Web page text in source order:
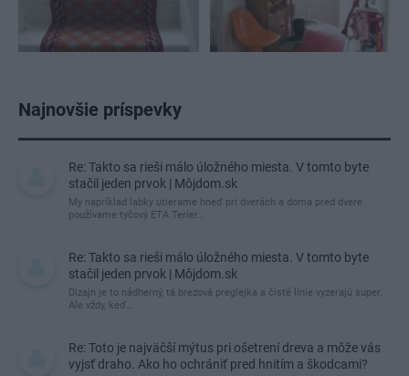
Najnovšie príspevky
Re: Takto sa rieši málo úložného miesta. V tomto byte
stačil jeden prvok | Môjdom.sk
My napríklad labky utierame hneď pri dverách a doma pred dvere
používame tyčový ETA Terier…
Re: Takto sa rieši málo úložného miesta. V tomto byte
stačil jeden prvok | Môjdom.sk
Dizajn je to nádherný, tá brezová preglejka a čisté línie vyzerajú super.
Ale vždy, keď…
Re: Toto je najväčší mýtus pri ošetrení dreva a môže vás
vyjsť draho. Ako ho ochrániť pred hnitím a škodcami?